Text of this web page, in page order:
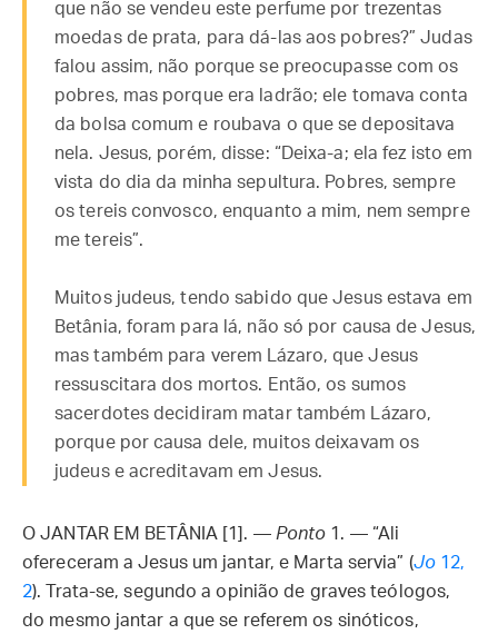
que não se vendeu este perfume por trezentas
moedas de prata, para dá-las aos pobres?” Judas
falou assim, não porque se preocupasse com os
pobres, mas porque era ladrão; ele tomava conta
da bolsa comum e roubava o que se depositava
nela. Jesus, porém, disse: “Deixa-a; ela fez isto em
vista do dia da minha sepultura. Pobres, sempre
os tereis convosco, enquanto a mim, nem sempre
me tereis”.
Muitos judeus, tendo sabido que Jesus estava em
Betânia, foram para lá, não só por causa de Jesus,
mas também para verem Lázaro, que Jesus
ressuscitara dos mortos. Então, os sumos
sacerdotes decidiram matar também Lázaro,
porque por causa dele, muitos deixavam os
judeus e acreditavam em Jesus.
O JANTAR EM BETÂNIA [1]. — Ponto 1. — “Ali
ofereceram a Jesus um jantar, e Marta servia” (Jo12,
2). Trata-se, segundo a opinião de graves teólogos,
do mesmo jantar a que se referem os sinóticos,